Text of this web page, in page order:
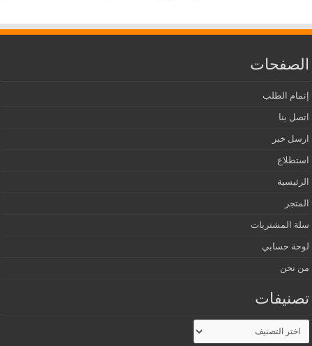
الصفحات
إتمام الطلب
اتصل بنا
ارسل خبر
استطلاع
الرئيسية
المتجر
سلة المشتريات
لوحة حسابي
من نحن
تصنيفات
تصنيفات